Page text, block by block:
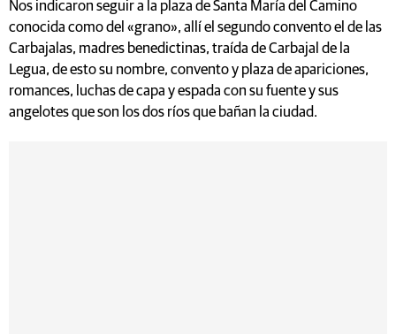
Nos indicaron seguir a la plaza de Santa María del Camino
conocida como del «grano», allí el segundo convento el de las
Carbajalas, madres benedictinas, traída de Carbajal de la
Legua, de esto su nombre, convento y plaza de apariciones,
romances, luchas de capa y espada con su fuente y sus
angelotes que son los dos ríos que bañan la ciudad.